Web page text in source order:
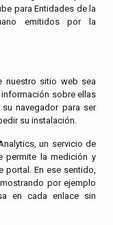
para Entidades de la
emitidos por la
nuestro sitio web sea
sobre ellas
navegador para ser
su instalación.
un servicio de
permite la medición y
portal. En ese sentido,
por ejemplo
en cada enlace sin